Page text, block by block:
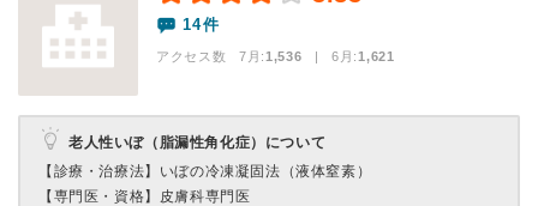
14件
アクセス数 7月:1,536 | 6月:1,621
老人性いぼ（脂漏性角化症）について
【診療・治療法】 いぼの冷凍凝固法（液体窒素）
【専門医・資格】 皮膚科専門医